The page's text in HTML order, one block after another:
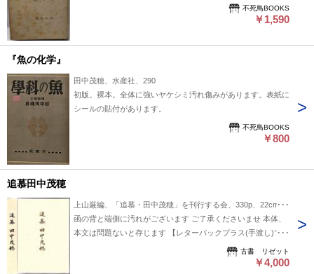
不死鳥BOOKS
￥1,590
『魚の化学』
田中茂穂、水産社、290
初版。裸本。全体に強いヤケシミ汚れ傷みがあります。表紙に
シールの貼付があります。
不死鳥BOOKS
￥800
追慕田中茂穂
上山厳編、「追慕・田中茂穂」を刊行する会、330p、22cm A5
函の背と端側に汚れがございます ご了承くださいませ 本体、
本文は問題ないと存じます 【レターパックプラス(手渡し)で発
古書 リゼット
￥4,000